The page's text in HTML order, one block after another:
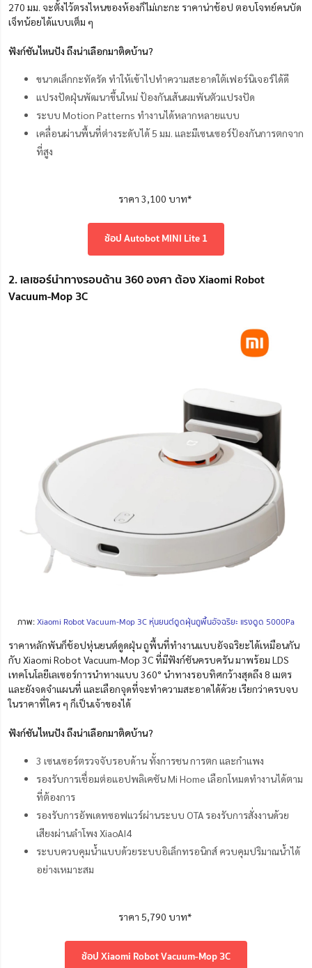
270 มม. จะตั้งไว้ตรงไหนของห้องก็ไม่เกะกะ ราคาน่าช้อป ตอบโจทย์คนบัด
เจ็ทน้อยได้แบบเต็ม ๆ
ฟังก์ชันไหนปัง ถึงน่าเลือกมาติดบ้าน?
ขนาดเล็กกะทัดรัด ทำให้เข้าไปทำความสะอาดใต้เฟอร์นิเจอร์ได้ดี
แปรงปัดฝุ่นพัฒนาขึ้นใหม่ ป้องกันเส้นผมพันตัวแปรงปัด
ระบบ Motion Patterns ทำงานได้หลากหลายแบบ
เคลื่อนผ่านพื้นที่ต่างระดับได้ 5 มม. และมีเซนเซอร์ป้องกันการตกจาก
ที่สูง
ราคา 3,100 บาท*
ช้อป Autobot MINI Lite 1
2. เลเซอร์นำทางรอบด้าน 360 องศา ต้อง Xiaomi Robot
Vacuum-Mop 3C
ภาพ:Xiaomi Robot Vacuum-Mop 3C หุ่นยนต์ดูดฝุ่นถูพื้นอัจฉริยะ แรงดูด 5000Pa
ราคาหลักพันก็ช้อปหุ่นยนต์ดูดฝุ่น ถูพื้นที่ทำงานแบบอัจฉริยะได้เหมือนกัน
กับ Xiaomi Robot Vacuum-Mop 3C ที่มีฟังก์ชันครบครัน มาพร้อม LDS
เทคโนโลยีเลเซอร์การนำทางแบบ 360° นำทางรอบทิศกว้างสุดถึง 8 เมตร
และยังจดจำแผนที่ และเลือกจุดที่จะทำความสะอาดได้ด้วย เรียกว่าครบจบ
ในราคาที่ใคร ๆ ก็เป็นเจ้าของได้
ฟังก์ชันไหนปัง ถึงน่าเลือกมาติดบ้าน?
3 เซนเซอร์ตรวจจับรอบด้าน ทั้งการชน การตก และกำแพง
รองรับการเชื่อมต่อแอปพลิเคชัน Mi Home เลือกโหมดทำงานได้ตาม
ที่ต้องการ
รองรับการอัพเดทซอฟแวร์ผ่านระบบ OTA รองรับการสั่งงานด้วย
เสียงผ่านลำโพง XiaoAI4
ระบบควบคุมน้ำแบบด้วยระบบอิเล็กทรอนิกส์ ควบคุมปริมาณน้ำได้
อย่างเหมาะสม
ราคา 5,790 บาท*
ช้อป Xiaomi Robot Vacuum-Mop 3C